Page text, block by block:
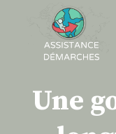
content
Une